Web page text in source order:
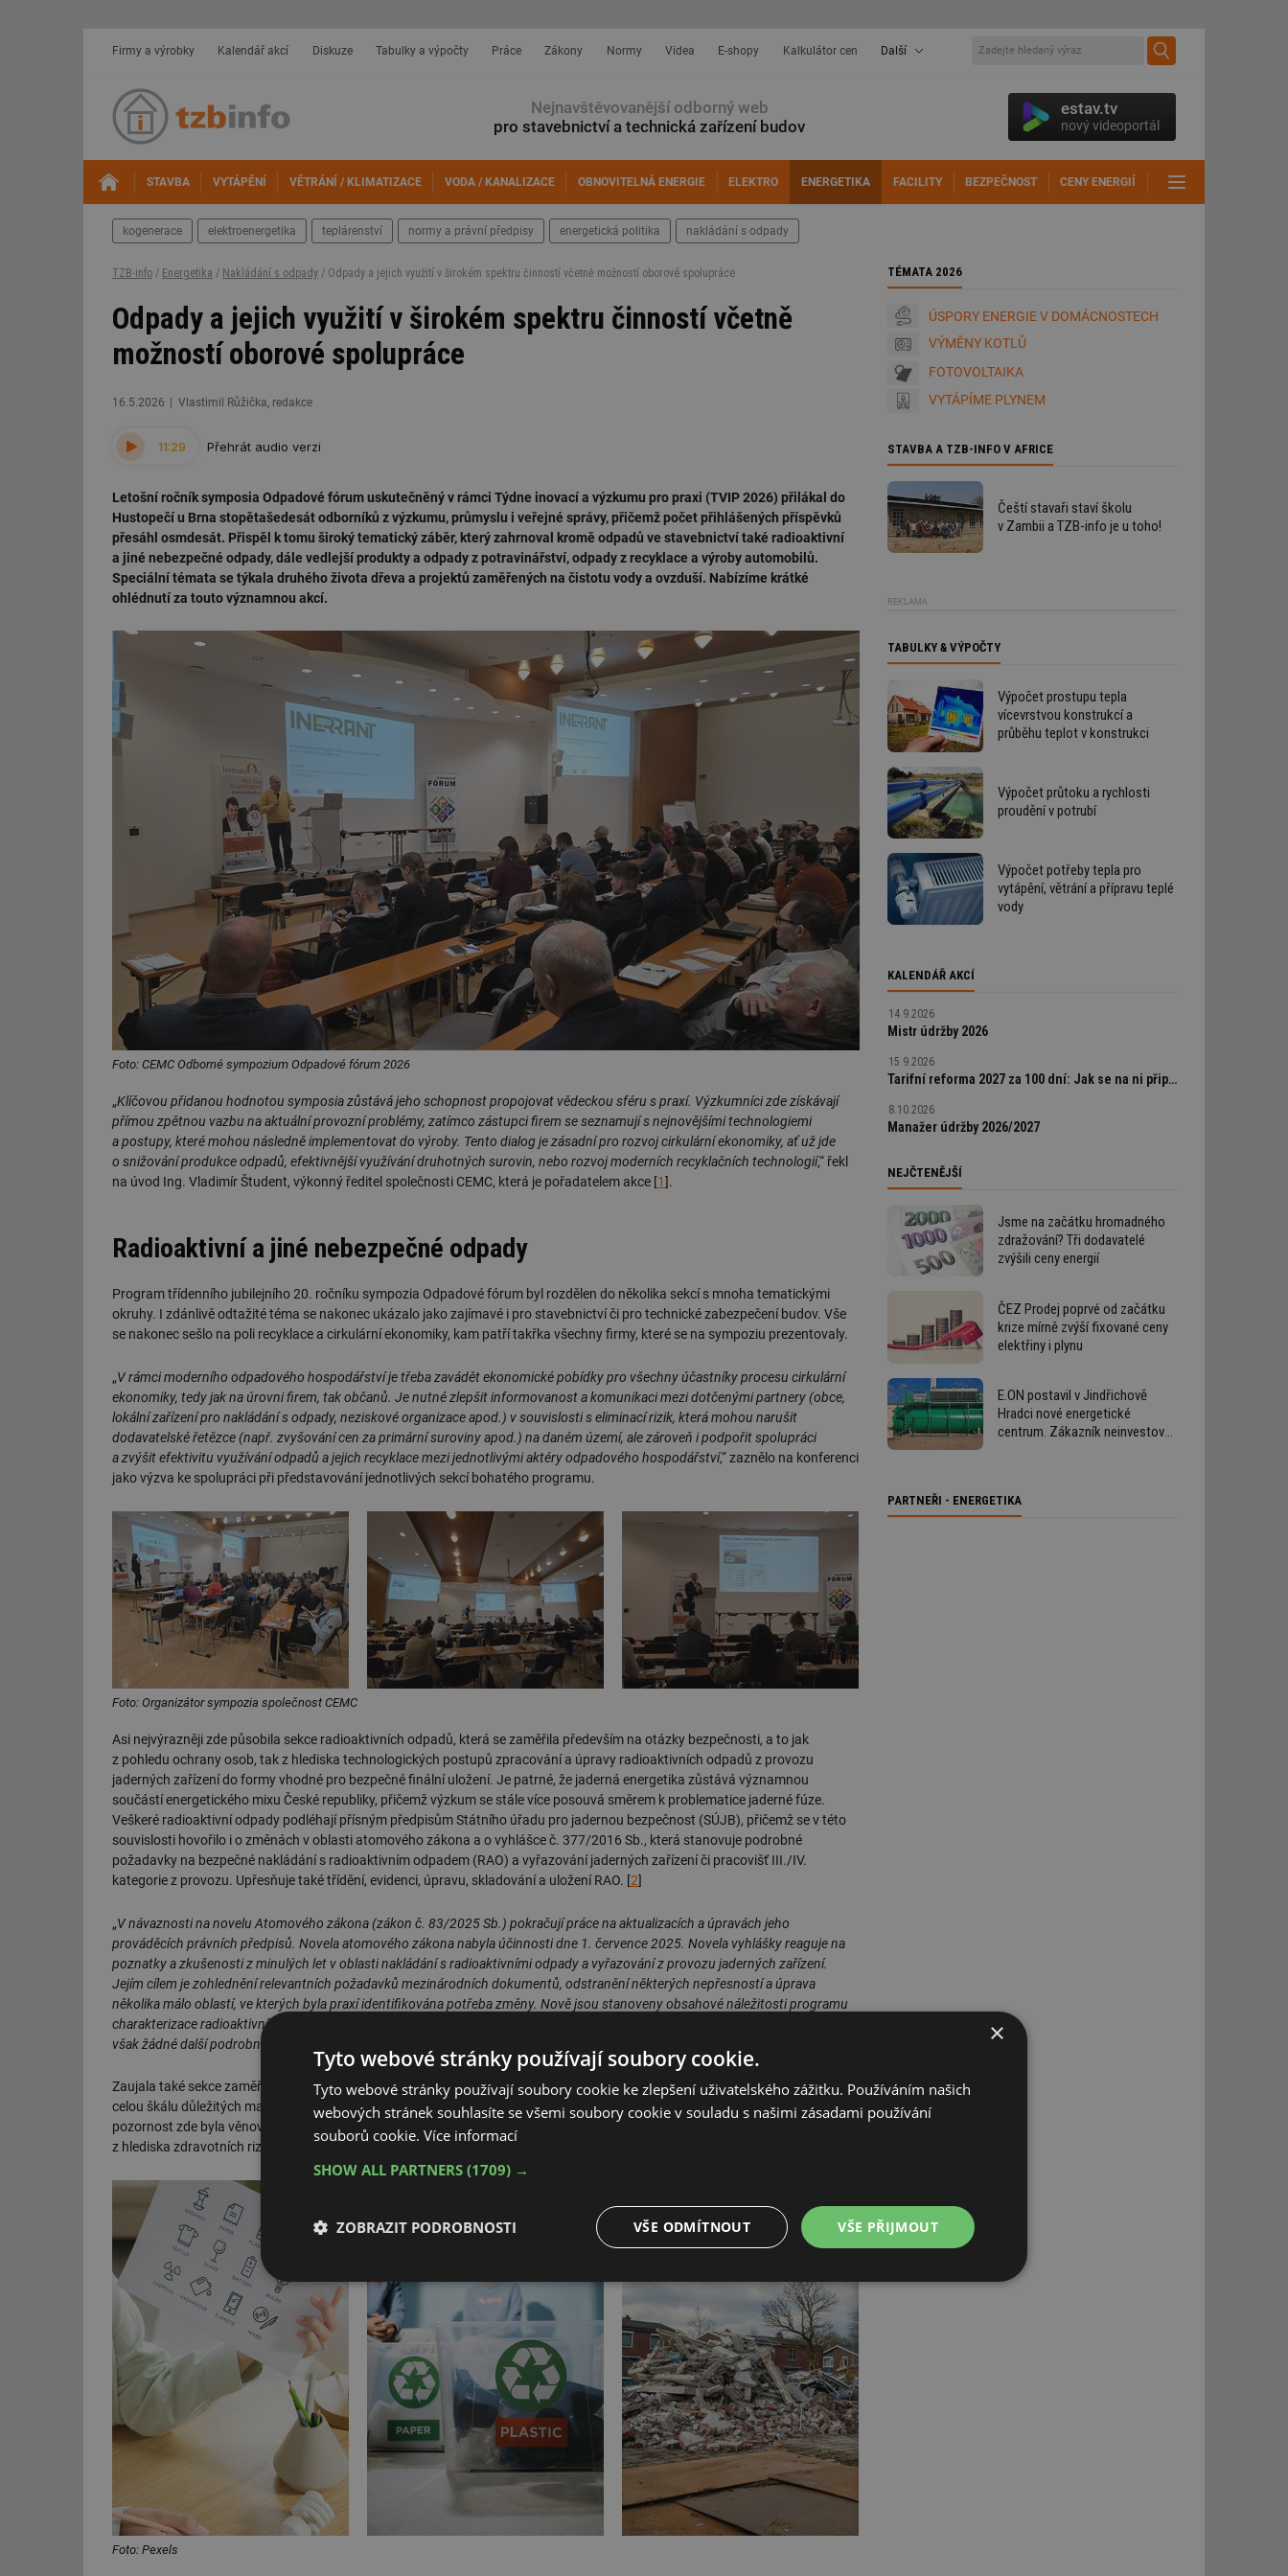
Firmy a výrobky Kalendář akcí Diskuze Tabulky a výpočty Práce Zákony Normy Videa E-shopy Kalkulátor cen Další
Nejnavštěvovanější odborný web
pro stavebnictví a technická zařízení budov
estav.tv
nový videoportál
STAVBA VYTÁPĚNÍ VĚTRÁNÍ / KLIMATIZACE VODA / KANALIZACE OBNOVITELNÁ ENERGIE ELEKTRO ENERGETIKA FACILITY BEZPEČNOST CENY ENERGIÍ
kogenerace elektroenergetika teplárenství normy a právní předpisy energetická politika nakládání s odpady
TZB-info / Energetika / Nakládání s odpady / Odpady a jejich využití v širokém spektru činností včetně možností oborové spolupráce
Odpady a jejich využití v širokém spektru činností včetně
možností oborové spolupráce
16.5.2026 Vlastimil Růžička, redakce
11:29 Přehrát audio verzi
Letošní ročník symposia Odpadové fórum uskutečněný v rámci Týdne inovací a výzkumu pro praxi (TVIP 2026) přilákal do
Hustopečí u Brna stopětašedesát odborníků z výzkumu, průmyslu i veřejné správy, přičemž počet přihlášených příspěvků
přesáhl osmdesát. Přispěl k tomu široký tematický záběr, který zahrnoval kromě odpadů ve stavebnictví také radioaktivní
a jiné nebezpečné odpady, dále vedlejší produkty a odpady z potravinářství, odpady z recyklace a výroby automobilů.
Speciální témata se týkala druhého života dřeva a projektů zaměřených na čistotu vody a ovzduší. Nabízíme krátké
ohlédnutí za touto významnou akcí.
Foto: CEMC Odborné sympozium Odpadové fórum 2026
„Klíčovou přidanou hodnotou symposia zůstává jeho schopnost propojovat vědeckou sféru s praxí. Výzkumníci zde získávají
přímou zpětnou vazbu na aktuální provozní problémy, zatímco zástupci firem se seznamují s nejnovějšími technologiemi
a postupy, které mohou následně implementovat do výroby. Tento dialog je zásadní pro rozvoj cirkulární ekonomiky, ať už jde
o snižování produkce odpadů, efektivnější využívání druhotných surovin, nebo rozvoj moderních recyklačních technologií,“ řekl
na úvod Ing. Vladimír Študent, výkonný ředitel společnosti CEMC, která je pořadatelem akce [1].
Radioaktivní a jiné nebezpečné odpady
Program třídenního jubilejního 20. ročníku sympozia Odpadové fórum byl rozdělen do několika sekcí s mnoha tematickými
okruhy. I zdánlivě odtažité téma se nakonec ukázalo jako zajímavé i pro stavebnictví či pro technické zabezpečení budov. Vše
se nakonec sešlo na poli recyklace a cirkulární ekonomiky, kam patří takřka všechny firmy, které se na sympoziu prezentovaly.
„V rámci moderního odpadového hospodářství je třeba zavádět ekonomické pobídky pro všechny účastníky procesu cirkulární
ekonomiky, tedy jak na úrovni firem, tak občanů. Je nutné zlepšit informovanost a komunikaci mezi dotčenými partnery (obce,
lokální zařízení pro nakládání s odpady, neziskové organizace apod.) v souvislosti s eliminací rizik, která mohou narušit
dodavatelské řetězce (např. zvyšování cen za primární suroviny apod.) na daném území, ale zároveň i podpořit spolupráci
a zvýšit efektivitu využívání odpadů a jejich recyklace mezi jednotlivými aktéry odpadového hospodářství,“ zaznělo na konferenci
jako výzva ke spolupráci při představování jednotlivých sekcí bohatého programu.
Foto: Organizátor sympozia společnost CEMC
Asi nejvýrazněji zde působila sekce radioaktivních odpadů, která se zaměřila především na otázky bezpečnosti, a to jak
z pohledu ochrany osob, tak z hlediska technologických postupů zpracování a úpravy radioaktivních odpadů z provozu
jaderných zařízení do formy vhodné pro bezpečné finální uložení. Je patrné, že jaderná energetika zůstává významnou
součástí energetického mixu České republiky, přičemž výzkum se stále více posouvá směrem k problematice jaderné fúze.
Veškeré radioaktivní odpady podléhají přísným předpisům Státního úřadu pro jadernou bezpečnost (SÚJB), přičemž se v této
souvislosti hovořilo i o změnách v oblasti atomového zákona a o vyhlášce č. 377/2016 Sb., která stanovuje podrobné
požadavky na bezpečné nakládání s radioaktivním odpadem (RAO) a vyřazování jaderných zařízení či pracovišť III./IV.
kategorie z provozu. Upřesňuje také třídění, evidenci, úpravu, skladování a uložení RAO. [2]
„V návaznosti na novelu Atomového zákona (zákon č. 83/2025 Sb.) pokračují práce na aktualizacích a úpravách jeho
prováděcích právních předpisů. Novela atomového zákona nabyla účinnosti dne 1. července 2025. Novela vyhlášky reaguje na
poznatky a zkušenosti z minulých let v oblasti nakládání s radioaktivními odpady a vyřazování z provozu jaderných zařízení.
Jejím cílem je zohlednění relevantních požadavků mezinárodních dokumentů, odstranění některých nepřesností a úprava
několika málo oblastí, ve kterých byla praxí identifikována potřeba změny. Nově jsou stanoveny obsahové náležitosti programu
charakterizace radioaktivního odpadu, tj. dokumentu, jehož vypracování současně platná vyhláška požadovala, nestanovovala
však žádné další podrobnosti jeho obsahu
Zaujala také sekce zaměřená na odpady a recyklace v automobilovém průmyslu. Tato ekonomicky významná oblast pokrývá
celou škálu důležitých materiálových toků – od kovu, plastu, skla a provozních kapalin, přes textilie až po pneumatiky. Velká
pozornost zde byla věnována elektromobilitě a bateriím, významnou roli zde hrála témata spojená s pneumatikami, a to jak
z hlediska zdravotních rizik u recyklátů, tak z hlediska jejich energetického zhodnocení.
Foto: Pexels
TÉMATA 2026
ÚSPORY ENERGIE V DOMÁCNOSTECH
VÝMĚNY KOTLŮ
FOTOVOLTAIKA
VYTÁPÍME PLYNEM
STAVBA A TZB-INFO V AFRICE
Čeští stavaři staví školu
v Zambii a TZB-info je u toho!
REKLAMA
TABULKY & VÝPOČTY
Výpočet prostupu tepla
vícevrstvou konstrukcí a
průběhu teplot v konstrukci
Výpočet průtoku a rychlosti
proudění v potrubí
Výpočet potřeby tepla pro
vytápění, větrání a přípravu teplé
vody
KALENDÁŘ AKCÍ
14.9.2026
Mistr údržby 2026
15.9.2026
Tarifní reforma 2027 za 100 dní: Jak se na ni připravit a neprodělat
8.10.2026
Manažer údržby 2026/2027
NEJČTENĚJŠÍ
Jsme na začátku hromadného
zdražování? Tři dodavatelé
zvýšili ceny energií
ČEZ Prodej poprvé od začátku
krize mírně zvýší fixované ceny
elektřiny i plynu
E.ON postavil v Jindřichově
Hradci nové energetické
centrum. Zákazník neinvestoval
PARTNEŘI - ENERGETIKA
×
Tyto webové stránky používají soubory cookie.
Tyto webové stránky používají soubory cookie ke zlepšení uživatelského zážitku. Používáním našich
webových stránek souhlasíte se všemi soubory cookie v souladu s našimi zásadami používání
souborů cookie. Více informací
SHOW ALL PARTNERS (1709) →
VŠE PŘIJMOUT
VŠE ODMÍTNOUT
ZOBRAZIT PODROBNOSTI
Nezbytně nutné
soubory
Výkonové
soubory
Soubory cílení Funkční soubory
Nezařazené
Nezbytně nutné soubory Výkonové soubory Soubory cílení Funkční soubory Nezařazené soubory
Nezbytně nutné soubory cookie umožňují základní funkce webových stránek, jako je přihlášení uživatele a správa účtu. Webové
stránky nelze bez nezbytně nutných souborů cookie správně používat.
Název
Provider
Vyprší